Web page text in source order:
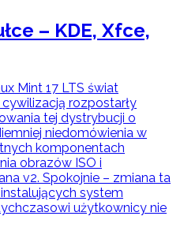
– KDE, Xfce,
Mint 17 LTS świat
rozpostarły
tej dystrybucji o
niedomówienia w
komponentach
obrazów ISO i
v2. Spokojnie – zmiana ta
system
użytkownicy nie